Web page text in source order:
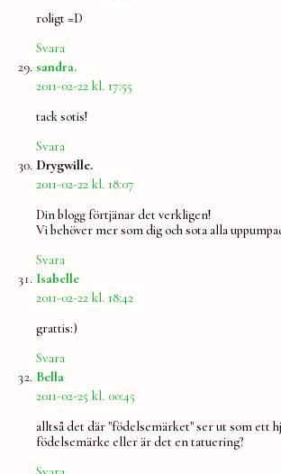
roligt =D
Svara
sandra.säger:
2011-02-22 kl. 17:55
tack sotis!
Svara
Drygwille.säger:
2011-02-22 kl. 18:07
Din blogg förtjänar det verkligen!
Vi behöver mer som dig och sota alla
Svara
Isabellesäger:
2011-02-22 kl. 18:42
grattis:)
Svara
Bella
2011-02-25 kl. 00:45
alltså det där "födelsemärket" ser ut som ett
födelsemärke eller är det en tatuering?